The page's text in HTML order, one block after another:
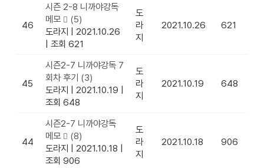
46
시즌 2-8 니까야강독
메모
(5)
도라지 | 2021.10.26
| 조회 621
도
라
지
2021.10.26 621
45
시즌2-7 니까야강독 7
회차 후기 (3)
도라지 | 2021.10.19 |
조회 648
도
라
지
2021.10.19 648
44
시즌2-7 니까야강독
메모
(8)
도라지 | 2021.10.18 |
조회 906
도
라
지
2021.10.18 906